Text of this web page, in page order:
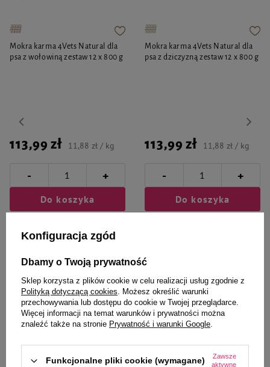
Mokra karma 4Vets Natural dla
psa z wołowiną zestaw 12 x 800 g
113,99 zł 11,88 zł / kg
- +
Do koszyka
Mokra karma 4Vets Natural dla
psa z dziczyzną zestaw 12 x 800 g
113,99 zł 11,88 zł / kg
- +
Do koszyka
Wybrane specjalnie dla
Ciebie i Twojego czworonoga
Konfiguracja zgód
Dbamy o Twoją prywatność
Sklep korzysta z plików cookie w celu realizacji usług zgodnie z
Polityką dotyczącą cookies. Możesz określić warunki
przechowywania lub dostępu do cookie w Twojej przeglądarce.
Więcej informacji na temat warunków i prywatności można
znaleźć także na stronie Prywatność i warunki Google.
Funkcjonalne pliki cookie (wymagane)
Zawsze
aktywne